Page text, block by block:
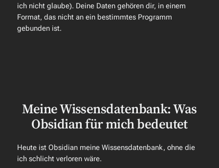
ich nicht glaube). Deine Daten gehören dir, in einem
Format, das nicht an ein bestimmtes Programm
gebunden ist.
Meine Wissensdatenbank: Was
Obsidian für mich bedeutet
Heute ist Obsidian meine Wissensdatenbank, ohne die
ich schlicht verloren wäre.